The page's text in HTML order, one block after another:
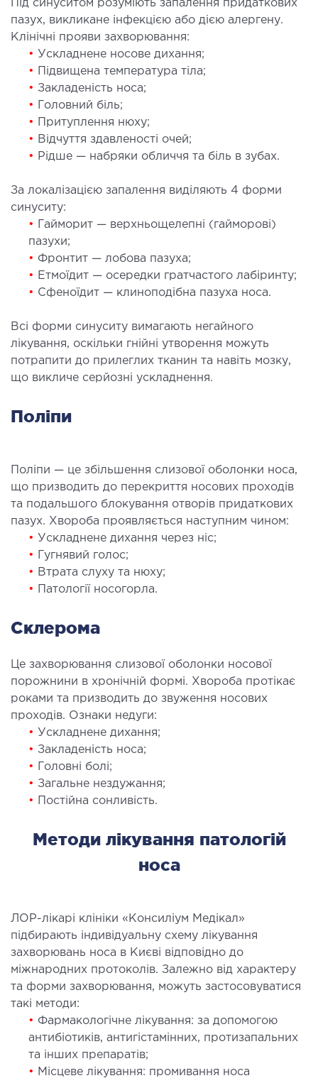
стаціонар
інтенсивної терапії
стаціонар
транспортування у Києві та області
допомога в Києві
судин
(ЕКГ)
діагностика
РЕЗОНАНСНА
(МРТ)
органів
залоз з імплантами і без
нейрохірургії
РЕАБІЛІТОЛОГІЯ
лікування
ХІРУРГІЯ
ТА ОРТОПЕДІЯ
(травматологічний пункт)
оперативних втручань
ТА ЕКСТРАКЦІЙНА
і гемосорбція
Під синуситом розуміють запалення придаткових
пазух, викликане інфекцією або дією алергену.
Клінічні прояви захворювання:
• Ускладнене носове дихання;
•
Підвищена температура тіла;
• Закладеність носа;
•
Головний біль;
•
Притуплення нюху;
• Відчуття здавленості очей;
• Рідше — набряки обличчя та біль в зубах.
За локалізацією запалення виділяють 4 форми
синуситу:
•
Гайморит — верхньощелепні (гайморові)
пазухи;
• Фронтит — лобова пазуха;
• Етмоїдит — осередки гратчастого лабіринту;
• Сфеноїдит — клиноподібна пазуха носа.
Всі форми синуситу вимагають негайного
лікування, оскільки гнійні утворення можуть
потрапити до прилеглих тканин та навіть мозку,
що викличе серйозні ускладнення.
Поліпи
Поліпи — це збільшення слизової оболонки носа,
що призводить до перекриття носових проходів
та подальшого блокування отворів придаткових
пазух. Хвороба проявляється наступним чином:
• Ускладнене дихання через ніс;
•
Гугнявий голос;
• Втрата слуху та нюху;
•
Патології носогорла.
Склерома
Це захворювання слизової оболонки носової
порожнини в хронічній формі. Хвороба протікає
роками та призводить до звуження носових
проходів. Ознаки недуги:
• Ускладнене дихання;
• Закладеність носа;
•
Головні болі;
• Загальне нездужання;
•
Постійна сонливість.
Методи лікування патологій
носа
ЛОР-лікарі клініки «Консиліум Медікал»
підбирають індивідуальну схему лікування
захворювань носа в Києві відповідно до
міжнародних протоколів. Залежно від характеру
та форми захворювання, можуть застосовуватися
такі методи:
• Фармакологічне лікування: за допомогою
антибіотиків, антигістамінних, протизапальних
та інших препаратів;
•
Місцеве лікування: промивання носа